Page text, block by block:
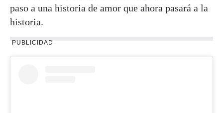
paso a una historia de amor que ahora pasará a la
historia.
PUBLICIDAD